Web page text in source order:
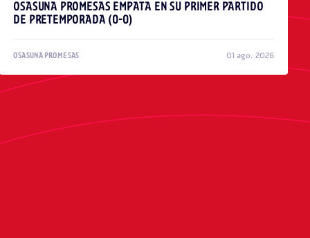
OSASUNA PROMESAS EMPATA EN SU PRIMER PARTIDO
DE PRETEMPORADA (0-0)
OSASUNA PROMESAS 01 ago. 2026